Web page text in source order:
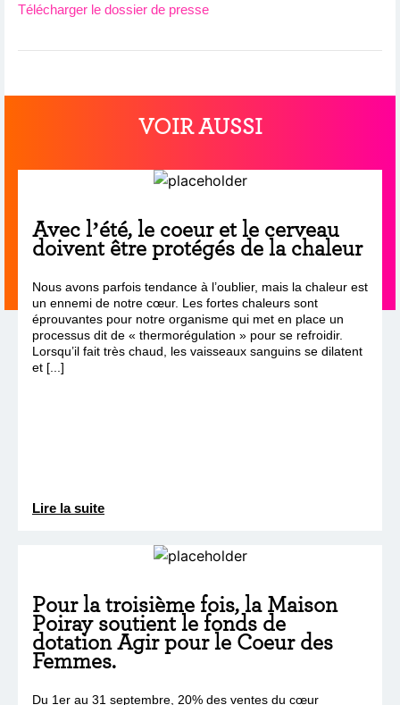
Télécharger le dossier de presse
VOIR AUSSI
Avec l’été, le coeur et le cerveau
doivent être protégés de la chaleur
Nous avons parfois tendance à l’oublier, mais la chaleur est
un ennemi de notre cœur. Les fortes chaleurs sont
éprouvantes pour notre organisme qui met en place un
processus dit de « thermorégulation » pour se refroidir.
Lorsqu’il fait très chaud, les vaisseaux sanguins se dilatent
et [...]
Lire la suite
Pour la troisième fois, la Maison
Poiray soutient le fonds de
dotation Agir pour le Coeur des
Femmes.
Du 1er au 31 septembre, 20% des ventes du cœur